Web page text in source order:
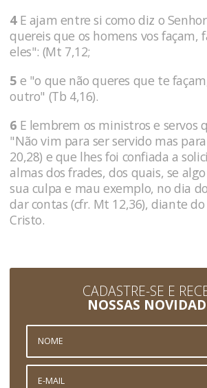
4E ajam entre si como diz o
quereis que os homens vos façam,
eles": (Mt 7,12;
5 e "o que não queres que te
outro" (Tb 4,16).
6 E lembrem os ministros e servos
"Não vim para ser servido mas
20,28) e que lhes foi confiada a
almas dos frades, dos quais, se
sua culpa e mau exemplo, no dia
dar contas (cfr. Mt 12,36), diante do
Cristo.
CADASTRE-SE E
NOSSAS